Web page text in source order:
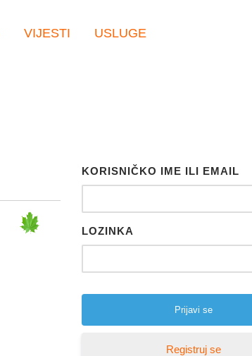
VIJESTI USLUGE
KORISNIČKO IME ILI EMAIL
LOZINKA
Registruj se